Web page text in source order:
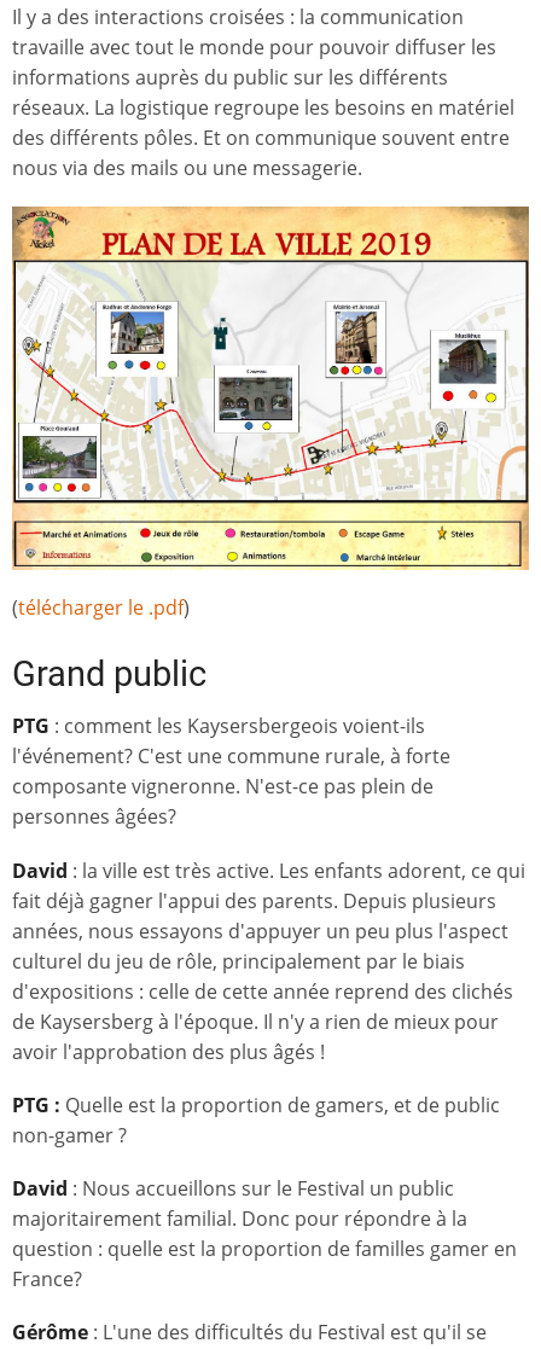
Il y a des interactions croisées : la communication
travaille avec tout le monde pour pouvoir diffuser les
informations auprès du public sur les différents
réseaux. La logistique regroupe les besoins en matériel
des différents pôles. Et on communique souvent entre
nous via des mails ou une messagerie.
(télécharger le .pdf)
Grand public
PTG : comment les Kaysersbergeois voient-ils
l'événement? C'est une commune rurale, à forte
composante vigneronne. N'est-ce pas plein de
personnes âgées?
David : la ville est très active. Les enfants adorent, ce qui
fait déjà gagner l'appui des parents. Depuis plusieurs
années, nous essayons d'appuyer un peu plus l'aspect
culturel du jeu de rôle, principalement par le biais
d'expositions : celle de cette année reprend des clichés
de Kaysersberg à l'époque. Il n'y a rien de mieux pour
avoir l'approbation des plus âgés !
PTG : Quelle est la proportion de gamers, et de public
non-gamer ?
David : Nous accueillons sur le Festival un public
majoritairement familial. Donc pour répondre à la
question : quelle est la proportion de familles gamer en
France?
Gérôme : L'une des difficultés du Festival est qu'il se